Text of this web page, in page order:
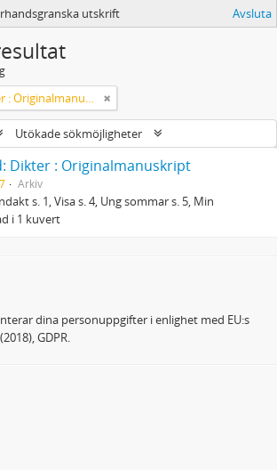
utskrift Avsluta
Axel Lundegård: Dikter : Originalmanuskript
Utökade sökmöjligheter
Dikter : Originalmanuskript
Arkiv
s. 1, Visa s. 4, Ung sommar s. 5, Min
i 1 kuvert
dina personuppgifter i enlighet med EU:s
GDPR.